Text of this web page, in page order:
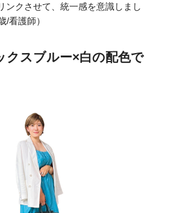
ンクさせて、統一感を意識しまし
/看護師）
クスブルー×白の配色で